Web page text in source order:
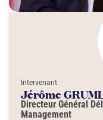
Intervenant
Jérôme
Directeur Général
Management